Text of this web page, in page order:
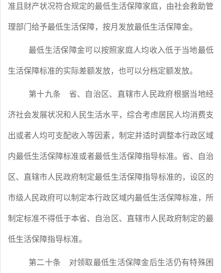
准且财产状况符合规定的最低生活保障家庭，由社会救助管
理部门给予最低生活保障，按月发放最低生活保障金。
最低生活保障金可以按照家庭人均收入低于当地最低
生活保障标准的实际差额发放，也可以分档定额发放。
第十九条 省、自治区、直辖市人民政府根据当地经
济社会发展状况和人民生活水平，综合考虑居民人均消费支
出或者人均可支配收入等因素，制定并适时调整本行政区域
内最低生活保障标准或者最低生活保障指导标准。省、自治
区、直辖市人民政府制定最低生活保障指导标准的，设区的
市级人民政府可以制定本行政区域内最低生活保障标准，所
制定标准不得低于本省、自治区、直辖市人民政府制定的最
低生活保障指导标准。
第二十条 对领取最低生活保障金后生活仍有特殊困